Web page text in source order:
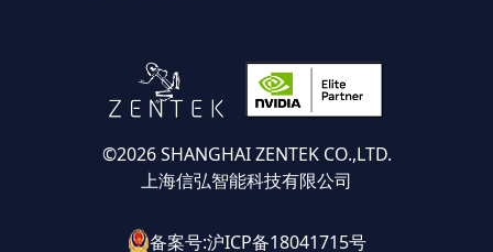
©2026 SHANGHAI ZENTEK CO.,LTD.
上海信弘智能科技有限公司
备案号:沪ICP备18041715号